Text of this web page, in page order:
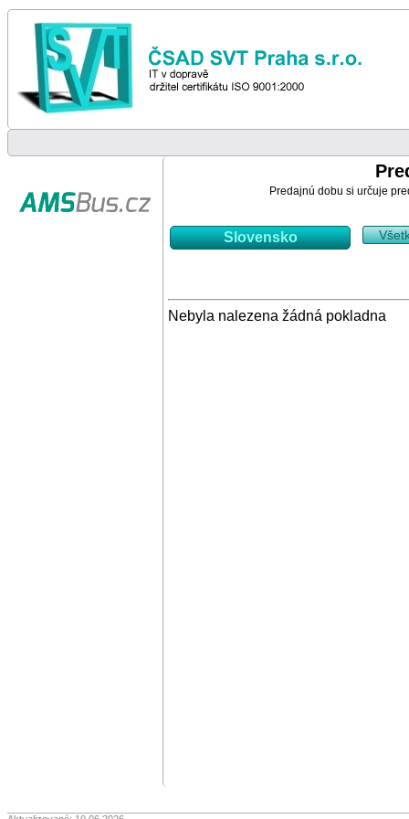
Predajnú dobu si určuje
Slovensko
Nebyla nalezena žádná pokladna